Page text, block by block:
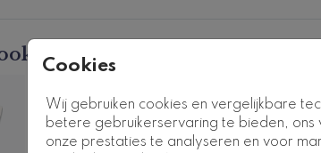
Cookies
Wij gebruiken cookies en vergelijkbare
betere gebruikerservaring te bieden, ons
onze prestaties te analyseren en voor
leuk